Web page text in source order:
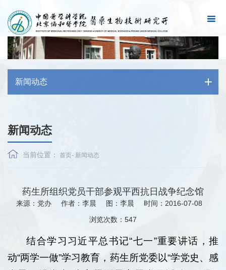
新闻动态
新闻动态
当前位置： 首页- 新闻动态
药生所组织党员干部参观平西抗日战争纪念馆
来源：党办 作者：李晨 图：李晨
时间：2016-07-08
浏览次数： 547
结合学习习近平总书记“七一”重要讲话，推
动“两学一做”学习教育，药生所党委以“学党史、感